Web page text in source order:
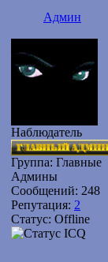
Админ
Наблюдатель
Группа: Главные
Админы
Сообщений: 248
Репутация: 2
Статус: Offline